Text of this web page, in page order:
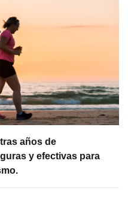
años de
y efectivas para